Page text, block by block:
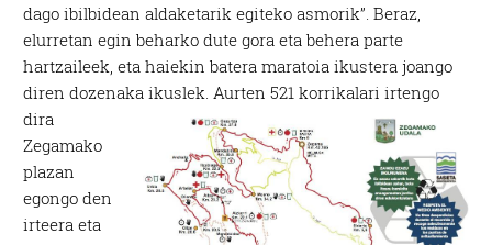
dago ibilbidean aldaketarik egiteko asmorik”. Beraz,
elurretan egin beharko dute gora eta behera parte
hartzaileek, eta haiekin batera maratoia ikustera joango
diren dozenaka ikuslek.Aurten 521 korrikalari irtengo
dira
Zegamako
plazan
egongo den
irteera eta